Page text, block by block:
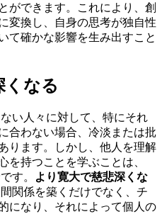
ができます。これにより、創
変換し、自身の思考が独自性
て確かな影響を生み出すこと
くなる
い人々に対して、特にそれ
合わない場合、冷淡または批
ります。しかし、他人を理解
を持つことを学ぶことは、
す。
より寛大で慈悲深くな
関係を築くだけでなく、チ
になり、それによって個人の